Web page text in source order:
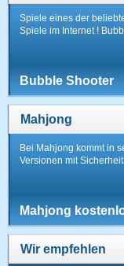
Spiele eines der
Spiele im Internet !
Bubble Shooter
Mahjong
Bei Mahjong kommt in
Versionen mit
Mahjong
Wir empfehlen